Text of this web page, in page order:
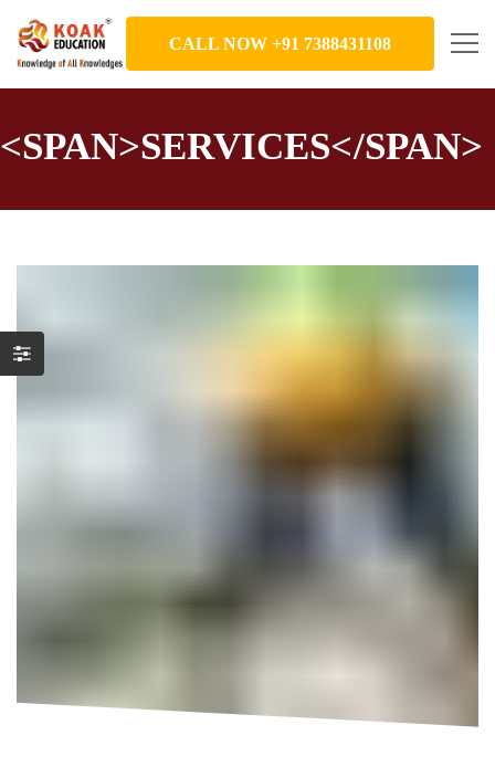
CALL NOW +91 7388431108
<SPAN>SERVICES</SPAN>